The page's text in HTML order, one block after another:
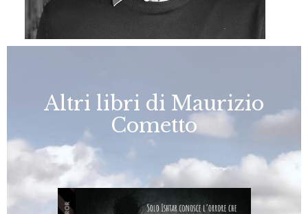
Altri libri di Maurizio
Cometto